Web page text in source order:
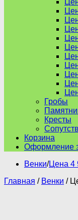
Гробы
Кресты
Корзина
Оформление
Венки/Цена 4
Главная / Венки /